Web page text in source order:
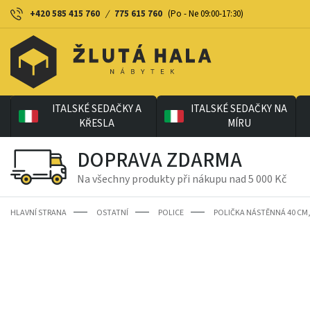
+420 585 415 760 / 775 615 760 (Po - Ne 09:00-17:30)
ITALSKÉ SEDAČKY A
KŘESLA
ITALSKÉ SEDAČKY NA
MÍRU
DOPRAVA ZDARMA
Na všechny produkty při nákupu nad 5 000 Kč
HLAVNÍ STRANA OSTATNÍ POLICE POLIČKA NÁSTĚNNÁ 40